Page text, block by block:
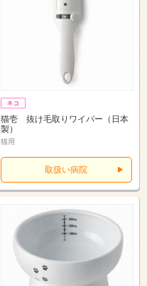
猫壱 抜け毛取りワイパー（日本
製）
猫用
取扱い病院